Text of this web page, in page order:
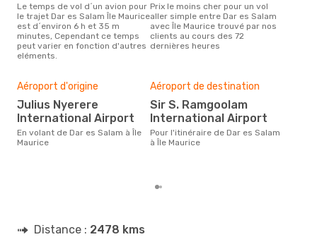
Le temps de vol d´un avion pour
le trajet Dar es Salam Île Maurice
est d´environ 6 h et 35 m
minutes, Cependant ce temps
peut varier en fonction d'autres
eléments.
Prix le moins cher pour un vol
aller simple entre Dar es Salam
avec Île Maurice trouvé par nos
clients au cours des 72
dernières heures
Aéroport d'origine
Julius Nyerere
International Airport
En volant de Dar es Salam à Île
Maurice
Aéroport de destination
Sir S. Ramgoolam
International Airport
Pour l'itinéraire de Dar es Salam
à Île Maurice
Distance : 2478 kms